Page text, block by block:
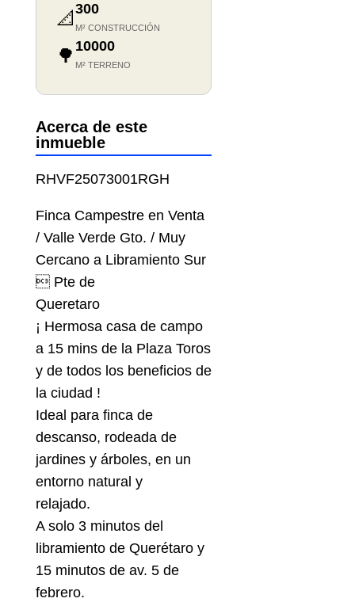
📐 300
M² CONSTRUCCIÓN
🌳 10000
M² TERRENO
Acerca de este
inmueble
RHVF25073001RGH
Finca Campestre en Venta
/ Valle Verde Gto. / Muy
Cercano a Libramiento Sur
 Pte de
Queretaro
¡ Hermosa casa de campo
a 15 mins de la Plaza Toros
y de todos los beneficios de
la ciudad !
Ideal para finca de
descanso, rodeada de
jardines y árboles, en un
entorno natural y
relajado.
A solo 3 minutos del
libramiento de Querétaro y
15 minutos de av. 5 de
febrero.